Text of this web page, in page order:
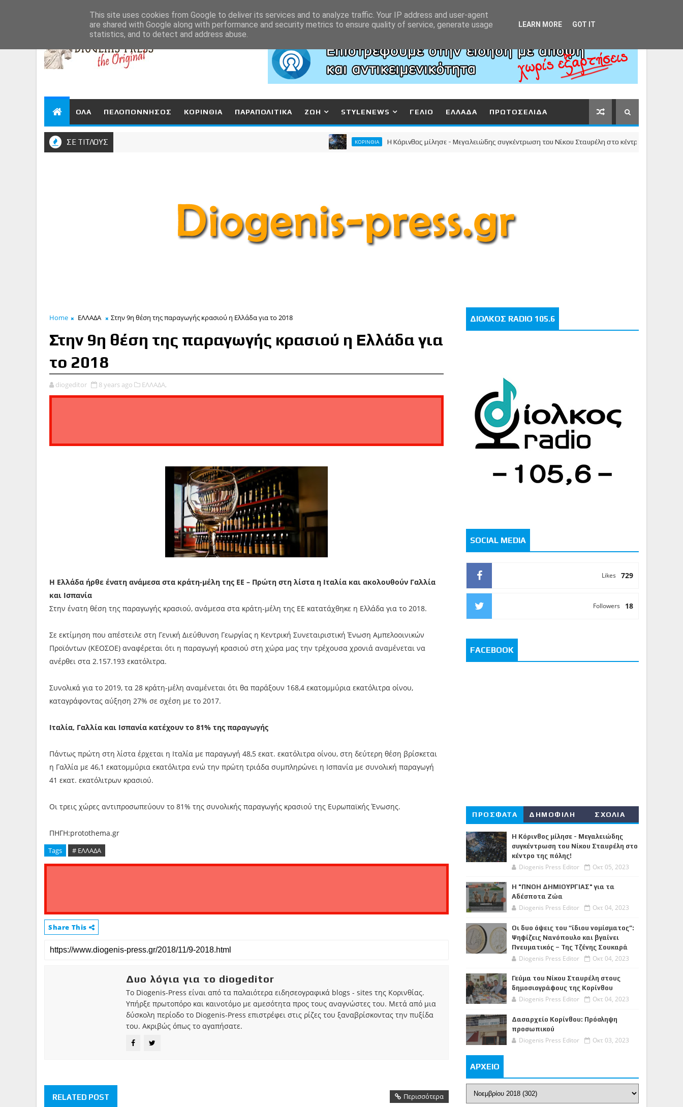
ΟΛΑ ΠΕΛΟΠΟΝΝΗΣΟΣ ΚΟΡΙΝΘΙΑ ΠΑΡΑΠΟΛΙΤΙΚΑ ΖΩΗ STYLENEWS ΓΕΛΙΟ ΕΛΛΑΔΑ ΠΡΩΤΟΣΕΛΙΔΑ
ΣΕ ΤΙΤΛΟΥΣ ΚΟΡΙΝΘΙΑ Η Κόρινθος μίλησε - Μεγαλειώδης συγκέντρωση του Νίκου Σταυρέλη στο κέντρο της πόλης!
Home ΕΛΛΑΔΑ Στην 9η θέση της παραγωγής κρασιού η Ελλάδα για το 2018
Στην 9η θέση της παραγωγής κρασιού η Ελλάδα για
το 2018
diogeditor 8 years ago ΕΛΛΑΔΑ,
Η Ελλάδα ήρθε ένατη ανάμεσα στα κράτη-μέλη της ΕΕ – Πρώτη στη λίστα η Ιταλία και ακολουθούν Γαλλία
και Ισπανία
Στην ένατη θέση της παραγωγής κρασιού, ανάμεσα στα κράτη-μέλη της ΕΕ κατατάχθηκε η Ελλάδα για το 2018.
Σε εκτίμηση που απέστειλε στη Γενική Διεύθυνση Γεωργίας η Κεντρική Συνεταιριστική Ένωση Αμπελοοινικών
Προϊόντων (ΚΕΟΣΟΕ) αναφέρεται ότι η παραγωγή κρασιού στη χώρα μας την τρέχουσα χρονιά αναμένεται να
ανέρθει στα 2.157.193 εκατόλιτρα.
Συνολικά για το 2019, τα 28 κράτη-μέλη αναμένεται ότι θα παράξουν 168,4 εκατομμύρια εκατόλιτρα οίνου,
καταγράφοντας αύξηση 27% σε σχέση με το 2017.
Ιταλία, Γαλλία και Ισπανία κατέχουν το 81% της παραγωγής
Πάντως πρώτη στη λίστα έρχεται η Ιταλία με παραγωγή 48,5 εκατ. εκατόλιτρα οίνου, στη δεύτερη θέση βρίσκεται
η Γαλλία με 46,1 εκατομμύρια εκατόλιτρα ενώ την πρώτη τριάδα συμπληρώνει η Ισπανία με συνολική παραγωγή
41 εκατ. εκατόλιτρων κρασιού.
Οι τρεις χώρες αντιπροσωπεύουν το 81% της συνολικής παραγωγής κρασιού της Ευρωπαϊκής Ένωσης.
ΠΗΓΗ:protothema.gr
Tags # ΕΛΛΑΔΑ
Share This
Δυο λόγια για το diogeditor
Το Diogenis-Press είναι από τα παλαιότερα ειδησεογραφικά blogs - sites της Κορινθίας.
Υπήρξε πρωτοπόρο και καινοτόμο με αμεσότητα προς τους αναγνώστες του. Μετά από μια
δύσκολη περίοδο το Diogenis-Press επιστρέφει στις ρίζες του ξαναβρίσκοντας την πυξίδα
του. Ακριβώς όπως το αγαπήσατε.
RELATED POST Περισσότερα
ΔΙΟΛΚΟΣ RADIO 105.6
SOCIAL MEDIA
729
Likes
18
Followers
FACEBOOK
ΠΡΟΣΦΑΤΑ ΔΗΜΟΦΙΛΗ ΣΧΟΛΙΑ
Η Κόρινθος μίλησε - Μεγαλειώδης
συγκέντρωση του Νίκου Σταυρέλη στο
κέντρο της πόλης!
Diogenis Press Editor Οκτ 05, 2023
Η "ΠΝΟΗ ΔΗΜΙΟΥΡΓΙΑΣ" για τα
Αδέσποτα Ζώα
Diogenis Press Editor Οκτ 04, 2023
Οι δυο όψεις του “ίδιου νομίσματος”:
Ψηφίζεις Νανόπουλο και βγαίνει
Πνευματικός – Της Τζένης Σουκαρά
Diogenis Press Editor Οκτ 04, 2023
Γεύμα του Νίκου Σταυρέλη στους
δημοσιογράφους της Κορίνθου
Diogenis Press Editor Οκτ 04, 2023
Δασαρχείο Κορίνθου: Πρόσληψη
προσωπικού
Diogenis Press Editor Οκτ 03, 2023
ΑΡΧΕΙΟ
This site uses cookies from Google to deliver its services and to analyze traffic. Your IP address and user-agent
are shared with Google along with performance and security metrics to ensure quality of service, generate usage
statistics, and to detect and address abuse.
LEARN MORE GOT IT